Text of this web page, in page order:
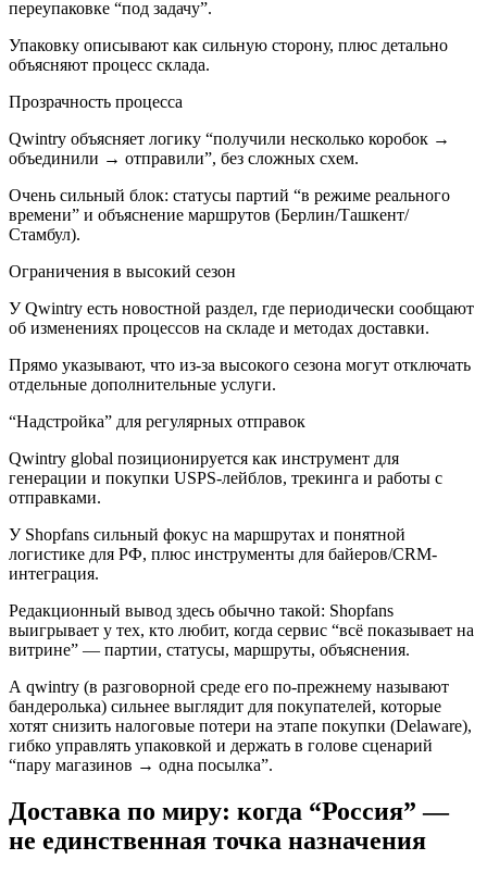
переупаковке “под задачу”.
Упаковку описывают как сильную сторону, плюс детально
объясняют процесс склада.
Прозрачность процесса
Qwintry объясняет логику “получили несколько коробок →
объединили → отправили”, без сложных схем.
Очень сильный блок: статусы партий “в режиме реального
времени” и объяснение маршрутов (Берлин/Ташкент/
Стамбул).
Ограничения в высокий сезон
У Qwintry есть новостной раздел, где периодически сообщают
об изменениях процессов на складе и методах доставки.
Прямо указывают, что из-за высокого сезона могут отключать
отдельные дополнительные услуги.
“Надстройка” для регулярных отправок
Qwintry global позиционируется как инструмент для
генерации и покупки USPS-лейблов, трекинга и работы с
отправками.
У Shopfans сильный фокус на маршрутах и понятной
логистике для РФ, плюс инструменты для байеров/CRM-
интеграция.
Редакционный вывод здесь обычно такой: Shopfans
выигрывает у тех, кто любит, когда сервис “всё показывает на
витрине” — партии, статусы, маршруты, объяснения.
А qwintry (в разговорной среде его по-прежнему называют
бандеролька) сильнее выглядит для покупателей, которые
хотят снизить налоговые потери на этапе покупки (Delaware),
гибко управлять упаковкой и держать в голове сценарий
“пару магазинов → одна посылка”.
Доставка по миру: когда “Россия” —
не единственная точка назначения